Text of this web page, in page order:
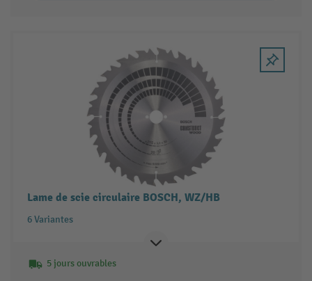
Lame de scie circulaire BOSCH, WZ/HB
6 Variantes
5 jours ouvrables